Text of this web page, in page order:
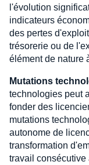
l'évolution
indicateurs
des pertes
trésorerie ou de
élément de nature
Mutations
technologies peut
fonder des
mutations
autonome de
transformation
travail consécutive